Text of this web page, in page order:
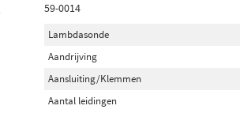
59-0014
Lambdasonde
Aandrijving
Aansluiting/Klemmen
Aantal leidingen